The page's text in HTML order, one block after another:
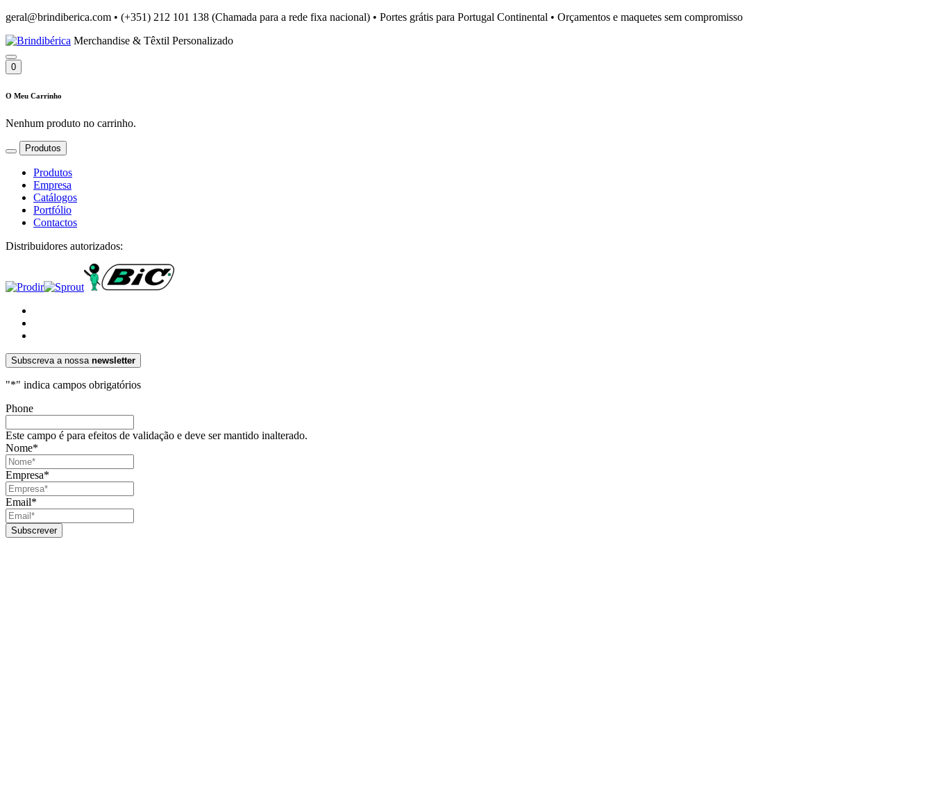
geral@brindiberica.com • (+351) 212 101 138 (Chamada para a rede fixa nacional) • Portes grátis para Portugal Continental • Orçamentos e maquetes sem compromisso
Merchandise & Têxtil Personalizado
0
O Meu Carrinho
Nenhum produto no carrinho.
Produtos
Produtos
Empresa
Catálogos
Portfólio
Contactos
Distribuidores autorizados:
Subscreva a nossa newsletter
"*" indica campos obrigatórios
Phone
Este campo é para efeitos de validação e deve ser mantido inalterado.
Nome*
Empresa*
Email*